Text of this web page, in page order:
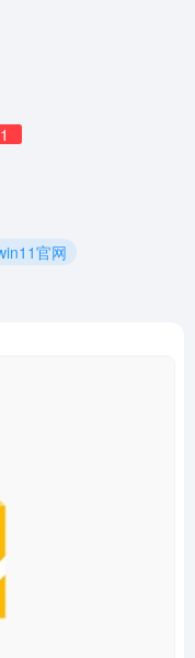
1
官网